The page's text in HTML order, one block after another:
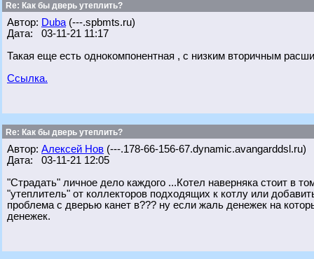
Re: Как бы дверь утеплить?
Автор: Duba (---.spbmts.ru)
Дата: 03-11-21 11:17
Такая еще есть однокомпонентная , с низким вторичным
Ссылка.
Re: Как бы дверь утеплить?
Автор: Алексей Нов (---.178-66-156-67.dynamic.avangarddsl.ru)
Дата: 03-11-21 12:05
"Страдать" личное дело каждого ...Котел наверняка стоит в
"утеплитель" от коллекторов подходящих к котлу или
проблема с дверью канет в??? ну если жаль денежек на
денежек.